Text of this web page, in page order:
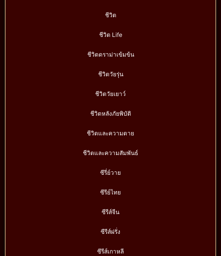
ชีวิต
ชีวิต Life
ชีวิตดราม่าเข้มข้น
ชีวิตวัยรุ่น
ชีวิตวัยเยาว์
ชีวิตหลังภัยพิบัติ
ชีวิตและความตาย
ชีวิตและความสัมพันธ์
ซีรี่ย์วาย
ซีรีย์ไทย
ซีรีส์จีน
ซีรีส์ฝรั่ง
ซีรีส์เกาหลี